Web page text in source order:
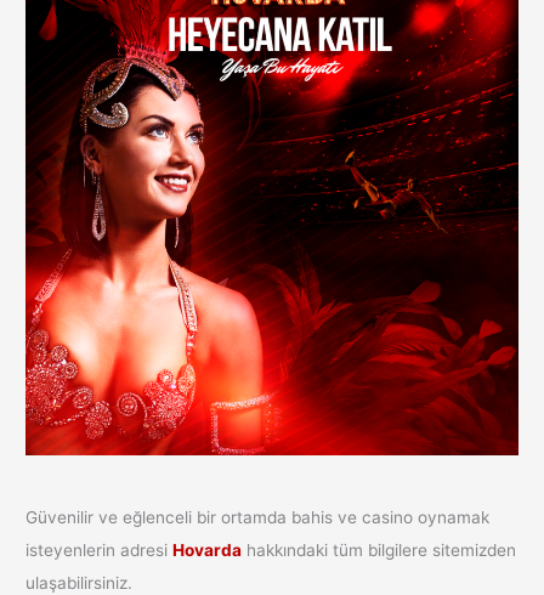
Güvenilir ve eğlenceli bir ortamda bahis ve casino oynamak
isteyenlerin adresiHovarda hakkındaki tüm bilgilere sitemizden
ulaşabilirsiniz.